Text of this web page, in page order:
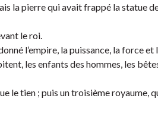
la pierre qui avait frappé la statue
le roi.
l’empire, la puissance, la force et
les enfants des hommes, les
le tien ; puis un troisième royaume,